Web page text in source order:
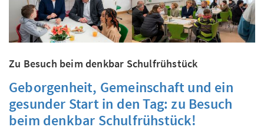
Zu Besuch beim denkbar Schulfrühstück
Geborgenheit, Gemeinschaft und ein
gesunder Start in den Tag: zu Besuch
beim denkbar Schulfrühstück!